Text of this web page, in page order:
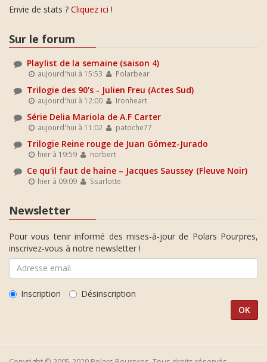
Envie de stats ? Cliquez ici !
Sur le forum
Playlist de la semaine (saison 4)
aujourd'hui à 15:53 Polarbear
Trilogie des 90's - Julien Freu (Actes Sud)
aujourd'hui à 12:00 Ironheart
Série Delia Mariola de A.F Carter
aujourd'hui à 11:02 patoche77
Trilogie Reine rouge de Juan Gómez-Jurado
hier à 19:59 norbert
Ce qu'il faut de haine – Jacques Saussey (Fleuve Noir)
hier à 09:09 Ssarlotte
Newsletter
Pour vous tenir informé des mises-à-jour de Polars Pourpres,
inscrivez-vous à notre newsletter !
Inscription Désinscription